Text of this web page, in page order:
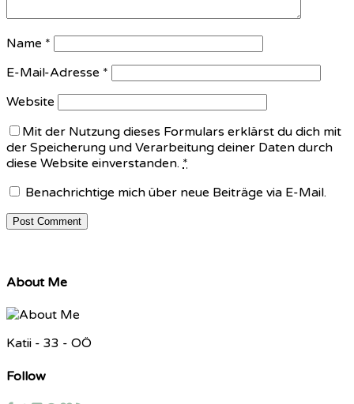
Name *
E-Mail-Adresse *
Website
Mit der Nutzung dieses Formulars erklärst du dich mit
der Speicherung und Verarbeitung deiner Daten durch
diese Website einverstanden. *
Benachrichtige mich über neue Beiträge via E-Mail.
About Me
Katii - 33 - OÖ
Follow